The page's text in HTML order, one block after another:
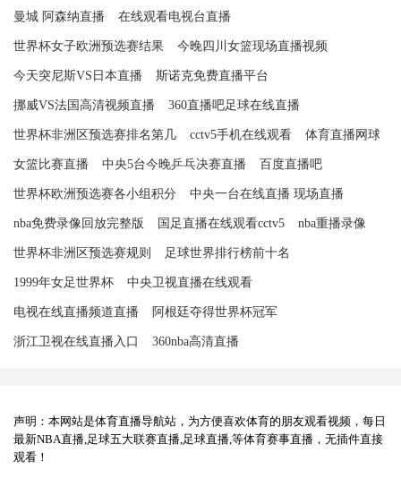
曼城 阿森纳直播 在线观看电视台直播
世界杯女子欧洲预选赛结果 今晚四川女篮现场直播视频
今天突尼斯VS日本直播 斯诺克免费直播平台
挪威VS法国高清视频直播 360直播吧足球在线直播
世界杯非洲区预选赛排名第几 cctv5手机在线观看 体育直播网球
女篮比赛直播 中央5台今晚乒乓决赛直播 百度直播吧
世界杯欧洲预选赛各小组积分 中央一台在线直播 现场直播
nba免费录像回放完整版 国足直播在线观看cctv5 nba重播录像
世界杯非洲区预选赛规则 足球世界排行榜前十名
1999年女足世界杯 中央卫视直播在线观看
电视在线直播频道直播 阿根廷夺得世界杯冠军
浙江卫视在线直播入口 360nba高清直播
声明：本网站是体育直播导航站，为方便喜欢体育的朋友观看视频，每日
最新NBA直播,足球五大联赛直播,足球直播,等体育赛事直播，无插件直接
观看！